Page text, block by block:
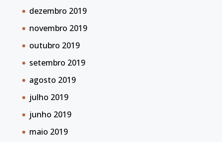
dezembro 2019
novembro 2019
outubro 2019
setembro 2019
agosto 2019
julho 2019
junho 2019
maio 2019